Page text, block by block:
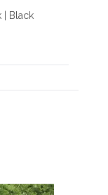
| Black